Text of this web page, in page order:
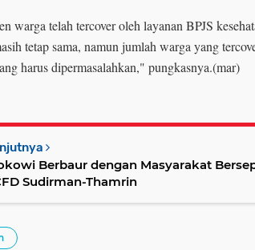
warga telah tercover oleh layanan BPJS
tetap sama, namun jumlah warga yang
harus dipermasalahkan," pungkasnya.(mar)
Berbaur dengan Masyarakat
Sudirman-Thamrin